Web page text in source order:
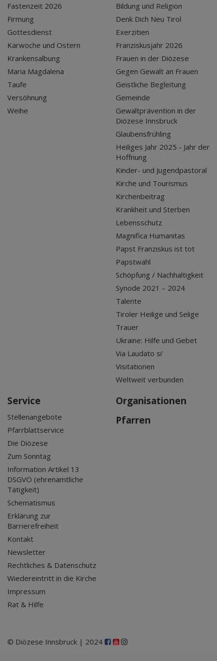
Fastenzeit 2026
Firmung
Gottesdienst
Karwoche und Ostern
Krankensalbung
Maria Magdalena
Taufe
Versöhnung
Weihe
Bildung und Religion
Denk Dich Neu Tirol
Exerzitien
Franziskusjahr 2026
Frauen in der Diözese
Gegen Gewalt an Frauen
Geistliche Begleitung
Gemeinde
Gewaltprävention in der
Diözese Innsbruck
Glaubensfrühling
Heiliges Jahr 2025 - Jahr der
Hoffnung
Kinder- und Jugendpastoral
Kirche und Tourismus
Kirchenbeitrag
Krankheit und Sterben
Lebensschutz
Magnifica Humanitas
Papst Franziskus ist tot
Papstwahl
Schöpfung / Nachhaltigkeit
Synode 2021 – 2024
Talente
Tiroler Heilige und Selige
Trauer
Ukraine: Hilfe und Gebet
Via Laudato si'
Visitationen
Weltweit verbunden
Service
Stellenangebote
Pfarrblattservice
Die Diözese
Zum Sonntag
Information Artikel 13
DSGVO (ehrenamtliche
Tätigkeit)
Schematismus
Erklärung zur
Barrierefreiheit
Kontakt
Newsletter
Rechtliches & Datenschutz
Wiedereintritt in die Kirche
Impressum
Rat & Hilfe
Organisationen
Pfarren
© Diözese Innsbruck | 2024